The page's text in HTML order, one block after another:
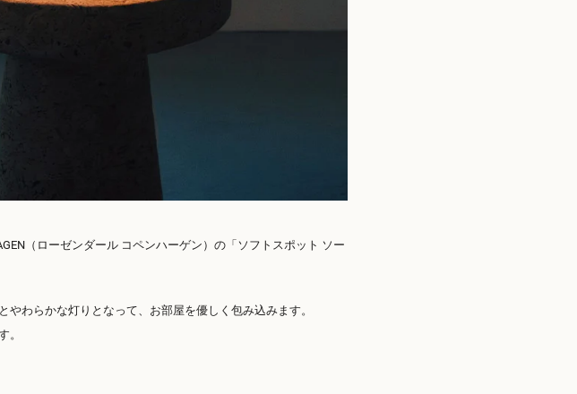
（ローゼンダール コペンハーゲン）の「ソフトスポット ソー
わらかな灯りとなって、お部屋を優しく包み込みます。
。